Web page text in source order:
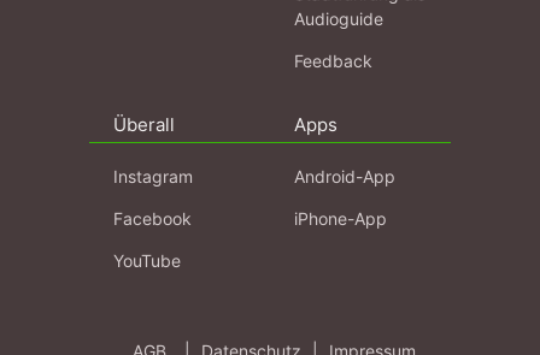
Audioguide
Feedback
Überall
Instagram
Facebook
YouTube
Apps
Android-App
iPhone-App
AGB Datenschutz Impressum